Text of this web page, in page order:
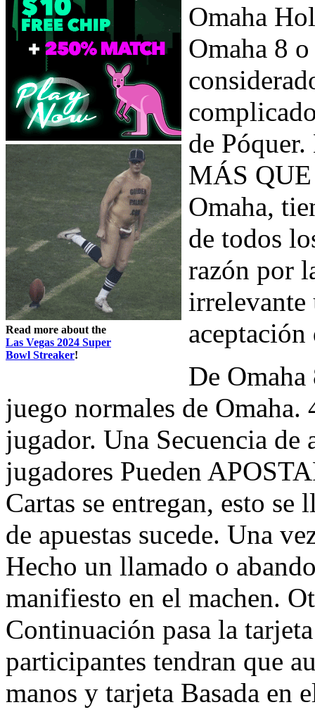
Read more about the
Las Vegas 2024 Super
Bowl Streaker!
Omaha
Omaha 8
de
MÁS QUE
Omaha,
de todos
razón por
irrelevante
aceptación
De
juego normales de Omaha.
jugador. Una Secuencia de
jugadores Pueden
Cartas se entregan, esto
de apuestas sucede. Una
Hecho un llamado o
manifiesto en el machen.
Continuación pasa la
participantes tendran que
manos y tarjeta Basada en